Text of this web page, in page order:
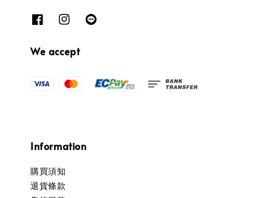
We accept
Information
購買須知
退貨條款